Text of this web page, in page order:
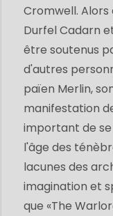
Cromwell.
Durfel Cadarn
être soutenus
d'autres
païen Merlin,
manifestation
important de
l'âge des
lacunes des
imagination et
que «The